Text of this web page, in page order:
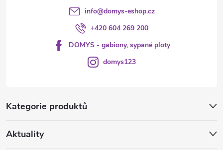
Kategorie produktů
Aktuality
info@domys-eshop.cz
+420 604 269 200
DOMYS - gabiony, sypané ploty
domys123